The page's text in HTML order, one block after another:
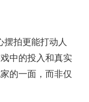
摆拍更能打动人
中的投入和真实
的一面，而非仅